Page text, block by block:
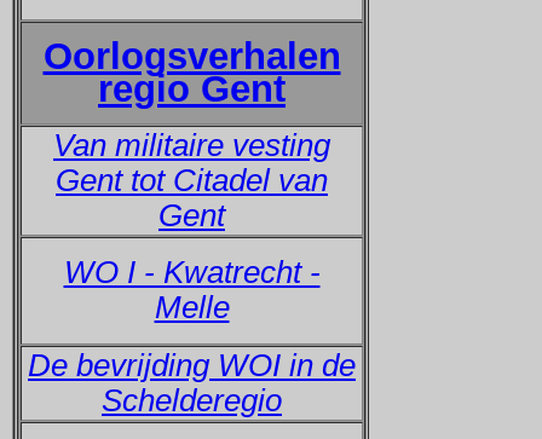
Oorlogsverhalen
regio Gent
Van militaire vesting
Gent tot Citadel van
Gent
WO I - Kwatrecht -
Melle
De bevrijding WOI in de
Schelderegio